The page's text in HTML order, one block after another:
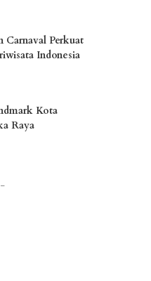
Carnaval Perkuat
Indonesia
Kota
Raya